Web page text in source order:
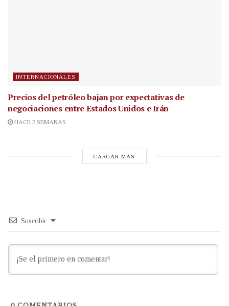
INTERNACIONALES
Precios del petróleo bajan por expectativas de
negociaciones entre Estados Unidos e Irán
HACE 2 SEMANAS
CARGAR MÁS
Suscribir